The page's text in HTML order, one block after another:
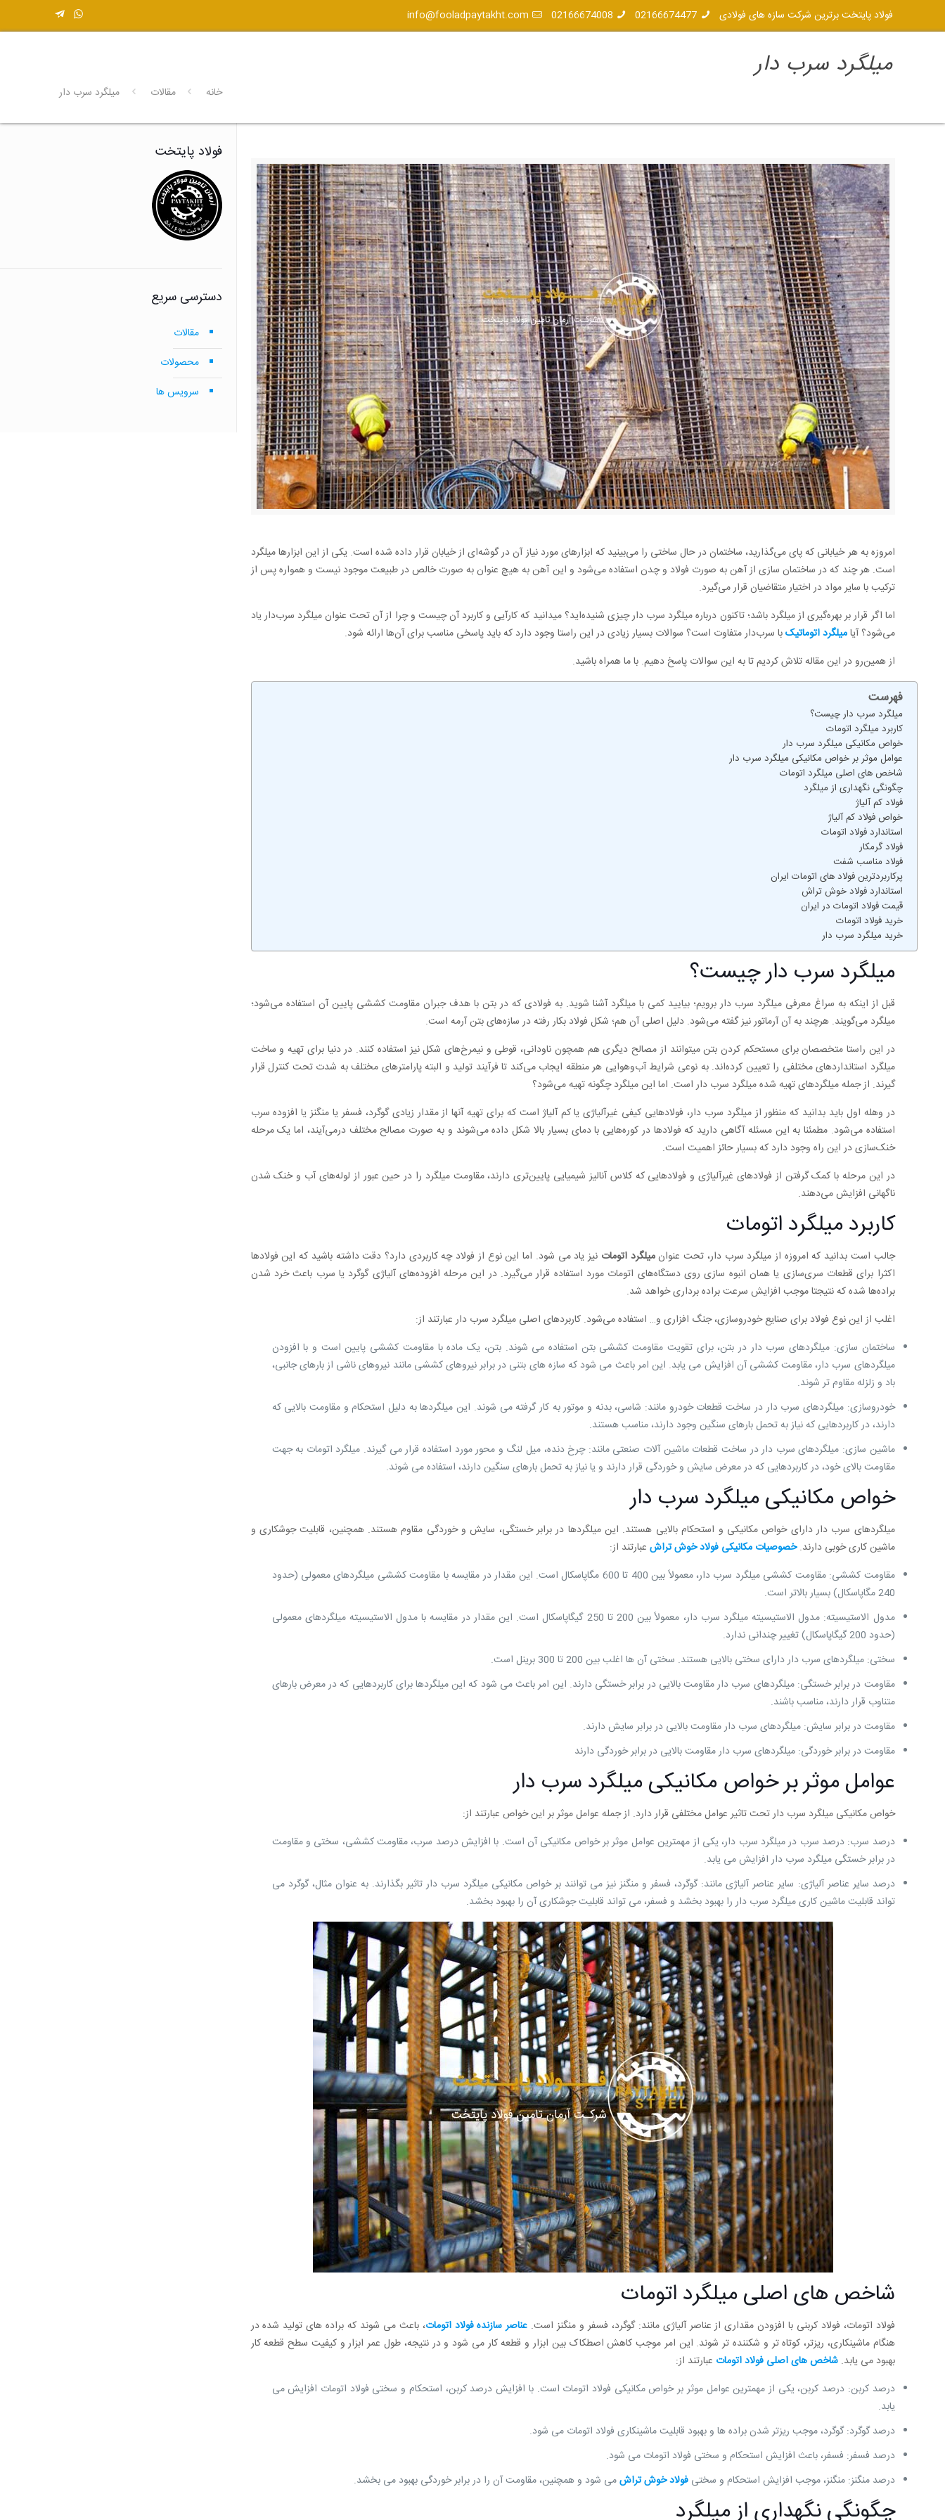
فولاد پایتخت برترین شرکت سازه های فولادی 02166674477
02166674008
info@fooladpaytakht.com
میلگرد سرب دار
خانه مقالات میلگرد سرب دار
امروزه به هر خیابانی که پای می‌گذارید، ساختمان در حال ساختی را می‌بینید که ابزارهای مورد نیاز آن در گوشه‌ای از خیابان قرار داده شده است. یکی از این ابزارها میلگرد
است. هر چند که در ساختمان سازی از آهن به صورت فولاد و چدن استفاده می‌شود و این آهن به هیچ عنوان به صورت خالص در طبیعت موجود نیست و همواره پس از
ترکیب با سایر مواد در اختیار متقاضیان قرار می‌گیرد.
اما اگر قرار بر بهره‌گیری از میلگرد باشد؛ تاکنون درباره میلگرد سرب دار چیزی شنیده‌اید؟ میدانید که کارآیی و کاربرد آن چیست و چرا از آن تحت عنوان میلگرد سرب‌دار یاد
می‌شود؟ آیامیلگرد اتوماتیکبا سرب‌دار متفاوت است؟ سوالات بسیار زیادی در این راستا وجود دارد که باید پاسخی مناسب برای آن‌ها ارائه شود.
از همین‌رو در این مقاله تلاش کردیم تا به این سوالات پاسخ دهیم. با ما همراه باشید.
فهرست
میلگرد سرب دار چیست؟
کاربرد میلگرد اتومات
خواص مکانیکی میلگرد سرب دار
عوامل موثر بر خواص مکانیکی میلگرد سرب دار
شاخص های اصلی میلگرد اتومات
چگونگی نگهداری از میلگرد
فولاد کم آلیاژ
خواص فولاد کم آلیاژ
استاندارد فولاد اتومات
فولاد گرمکار
فولاد مناسب شفت
پرکاربردترین فولاد های اتومات ایران
استاندارد فولاد خوش تراش
قیمت فولاد اتومات در ایران
خرید فولاد اتومات
خرید میلگرد سرب دار
میلگرد سرب دار چیست؟
قبل از اینکه به سراغ معرفی میلگرد سرب دار برویم؛ بیایید کمی با میلگرد آشنا شوید. به فولادی که در بتن با هدف جبران مقاومت کششی پایین آن استفاده می‌شود؛
میلگرد می‌گویند. هرچند به آن آرماتور نیز گفته می‌شود. دلیل اصلی آن هم؛ شکل فولاد بکار رفته در سازه‌های بتن آرمه است.
در این راستا متخصصان برای مستحکم کردن بتن میتوانند از مصالح دیگری هم همچون ناودانی، قوطی و نیمرخ‌های شکل نیز استفاده کنند. در دنیا برای تهیه و ساخت
میلگرد استانداردهای مختلفی را تعیین کرده‌اند. به نوعی شرایط آب‌وهوایی هر منطقه ایجاب می‌کند تا فرآیند تولید و البته پارامترهای مختلف به شدت تحت کنترل قرار
گیرند. از جمله میلگردهای تهیه شده میلگرد سرب‌ دار است. اما این میلگرد چگونه تهیه می‌شود؟
در وهله اول باید بدانید که منظور از میلگرد سرب دار، فولادهایی کیفی غیرآلیاژی یا کم آلیاژ است که برای تهیه آنها از مقدار زیادی گوگرد، فسفر یا منگنز یا افزوده سرب
استفاده می‌شود. مطمئنا به این مسئله آگاهی دارید که فولادها در کوره‌هایی با دمای بسیار بالا شکل داده می‌شوند و به صورت مصالح مختلف درمی‌آیند، اما یک مرحله
خنک‌سازی در این راه وجود دارد که بسیار حائز اهمیت است.
در این مرحله با کمک گرفتن از فولادهای غیرآلیاژی و فولادهایی که کلاس آنالیز شیمیایی پایین‌تری دارند، مقاومت میلگرد را در حین عبور از لوله‌های آب و خنک شدن
ناگهانی افزایش می‌دهند.
کاربرد میلگرد اتومات
جالب است بدانید که امروزه از میلگرد سرب دار، تحت عنوانمیلگرد اتومات نیز یاد می شود. اما این نوع از فولاد چه کاربردی دارد؟ دقت داشته باشید که این فولادها
اکثرا برای قطعات سری‌سازی یا همان انبوه سازی روی دستگاه‌های اتومات مورد استفاده قرار می‌گیرد. در این مرحله افزوده‌های آلیاژی گوگرد یا سرب باعث خرد شدن
براده‌ها شده که نتیجتا موجب افزایش سرعت براده برداری خواهد شد.
اغلب از این نوع فولاد برای صنایع خودروسازی، جنگ افزاری و… استفاده می‌شود. کاربردهای اصلی میلگرد سرب دار عبارتند از:
ساختمان سازی: میلگردهای سرب دار در بتن، برای تقویت مقاومت کششی بتن استفاده می شوند. بتن، یک ماده با مقاومت کششی پایین است و با افزودن
میلگردهای سرب دار، مقاومت کششی آن افزایش می یابد. این امر باعث می شود که سازه های بتنی در برابر نیروهای کششی مانند نیروهای ناشی از بارهای جانبی،
باد و زلزله مقاوم تر شوند.
خودروسازی: میلگردهای سرب دار در ساخت قطعات خودرو مانند: شاسی، بدنه و موتور به کار گرفته می شوند. این میلگردها به دلیل استحکام و مقاومت بالایی که
دارند، در کاربردهایی که نیاز به تحمل بارهای سنگین وجود دارند، مناسب هستند.
ماشین سازی: میلگردهای سرب دار در ساخت قطعات ماشین آلات صنعتی مانند: چرخ دنده، میل لنگ و محور مورد استفاده قرار می گیرند. میلگرد اتومات به جهت
مقاومت بالای خود، در کاربردهایی که در معرض سایش و خوردگی قرار دارند و یا نیاز به تحمل بارهای سنگین دارند، استفاده می شوند.
خواص مکانیکی میلگرد سرب دار
میلگردهای سرب دار دارای خواص مکانیکی و استحکام بالایی هستند. این میلگردها در برابر خستگی، سایش و خوردگی مقاوم هستند. همچنین، قابلیت جوشکاری و
ماشین کاری خوبی دارند.خصوصیات مکانیکی فولاد خوش تراش عبارتند از:
مقاومت کششی: مقاومت کششی میلگرد سرب دار، معمولاً بین 400 تا 600 مگاپاسکال است. این مقدار در مقایسه با مقاومت کششی میلگردهای معمولی (حدود
240 مگاپاسکال) بسیار بالاتر است.
مدول الاستیسیته: مدول الاستیسیته میلگرد سرب دار، معمولاً بین 200 تا 250 گیگاپاسکال است. این مقدار در مقایسه با مدول الاستیسیته میلگردهای معمولی
(حدود 200 گیگاپاسکال) تغییر چندانی ندارد.
سختی: میلگردهای سرب دار دارای سختی بالایی هستند. سختی آن ها اغلب بین 200 تا 300 برینل است.
مقاومت در برابر خستگی: میلگردهای سرب دار مقاومت بالایی در برابر خستگی دارند. این امر باعث می شود که این میلگردها برای کاربردهایی که در معرض بارهای
متناوب قرار دارند، مناسب باشند.
مقاومت در برابر سایش: میلگردهای سرب دار مقاومت بالایی در برابر سایش دارند.
مقاومت در برابر خوردگی: میلگردهای سرب دار مقاومت بالایی در برابر خوردگی دارند
عوامل موثر بر خواص مکانیکی میلگرد سرب دار
خواص مکانیکی میلگرد سرب دار تحت تاثیر عوامل مختلفی قرار دارد. از جمله عوامل موثر بر این خواص عبارتند از:
درصد سرب: درصد سرب در میلگرد سرب دار، یکی از مهمترین عوامل موثر بر خواص مکانیکی آن است. با افزایش درصد سرب، مقاومت کششی، سختی و مقاومت
در برابر خستگی میلگرد سرب دار افزایش می یابد.
درصد سایر عناصر آلیاژی: سایر عناصر آلیاژی مانند: گوگرد، فسفر و منگنز نیز می توانند بر خواص مکانیکی میلگرد سرب دار تاثیر بگذارند. به عنوان مثال، گوگرد می
تواند قابلیت ماشین کاری میلگرد سرب دار را بهبود بخشد و فسفر، می تواند قابلیت جوشکاری آن را بهبود بخشد.
شاخص های اصلی میلگرد اتومات
فولاد اتومات، فولاد کربنی با افزودن مقداری از عناصر آلیاژی مانند: گوگرد، فسفر و منگنز است. عناصر سازنده فولاد اتومات، باعث می شوند که براده های تولید شده در
هنگام ماشینکاری، ریزتر، کوتاه تر و شکننده تر شوند. این امر موجب کاهش اصطکاک بین ابزار و قطعه کار می شود و در نتیجه، طول عمر ابزار و کیفیت سطح قطعه کار
بهبود می یابد.شاخص های اصلی فولاد اتومات عبارتند از:
درصد کربن: درصد کربن، یکی از مهمترین عوامل موثر بر خواص مکانیکی فولاد اتومات است. با افزایش درصد کربن، استحکام و سختی فولاد اتومات افزایش می
یابد.
درصد گوگرد: گوگرد، موجب ریزتر شدن براده ها و بهبود قابلیت ماشینکاری فولاد اتومات می شود.
درصد فسفر: فسفر، باعث افزایش استحکام و سختی فولاد اتومات می شود.
درصد منگنز: منگنز، موجب افزایش استحکام و سختیفولاد خوش تراشمی شود و همچنین، مقاومت آن را در برابر خوردگی بهبود می بخشد.
چگونگی نگهداری از میلگرد
فولاد پایتخت
دسترسی سریع
مقالات
محصولات
سرویس ها